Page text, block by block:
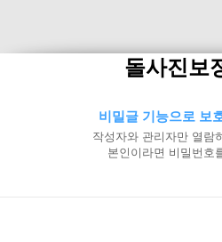
돌사진보
비밀글 기능으로 보
작성자와 관리자만 열람
본인이라면 비밀번호